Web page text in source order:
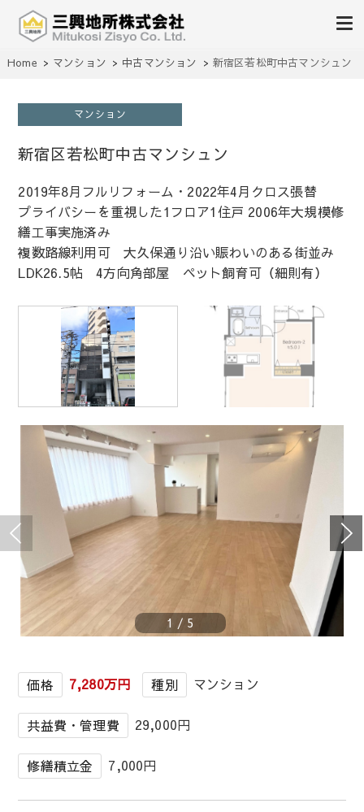
三興地所株式会社
Home マンション 中古マンション 新宿区若松町中古マンシュン
マンション
新宿区若松町中古マンシュン
2019年8月フルリフォーム・2022年4月クロス張替
プライバシーを重視した1フロア1住戸 2006年大規模修
繕工事実施済み
複数路線利用可 大久保通り沿い賑わいのある街並み
LDK26.5帖 4方向角部屋 ペット飼育可（細則有）
1 / 5
価格 7,280万円 種別 マンション
共益費・管理費 29,000円
修繕積立金 7,000円